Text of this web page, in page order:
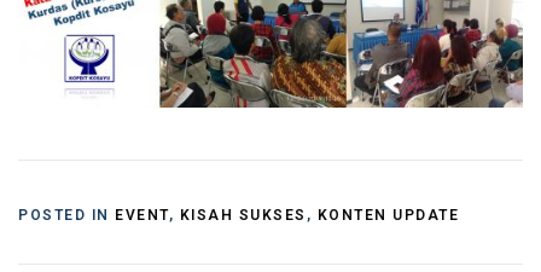
POSTED IN EVENT, KISAH SUKSES , KONTEN UPDATE